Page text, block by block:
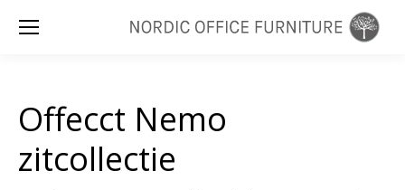
Offecct Nemo
zitcollectie